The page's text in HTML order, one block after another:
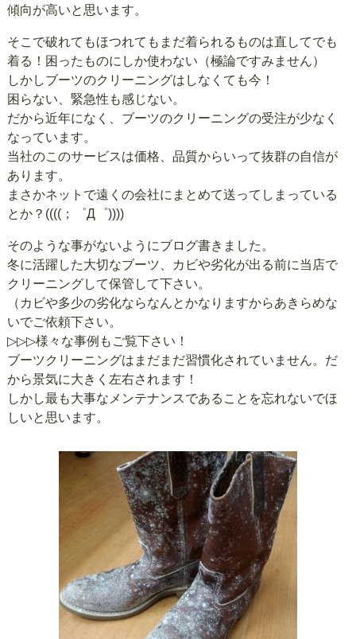
傾向が高いと思います。
そこで破れてもほつれてもまだ着られるものは直してでも
着る！困ったものにしか使わない（極論ですみません）
しかしブーツのクリーニングはしなくても今！
困らない、緊急性も感じない。
だから近年になく、ブーツのクリーニングの受注が少なく
なっています。
当社のこのサービスは価格、品質からいって抜群の自信が
あります。
まさかネットで遠くの会社にまとめて送ってしまっている
とか？((((；゜Д゜))))
そのような事がないようにブログ書きました。
冬に活躍した大切なブーツ、カビや劣化が出る前に当店で
クリーニングして保管して下さい。
（カビや多少の劣化ならなんとかなりますからあきらめな
いでご依頼下さい。
▷▷▷様々な事例もご覧下さい！
ブーツクリーニングはまだまだ習慣化されていません。だ
から景気に大きく左右されます！
しかし最も大事なメンテナンスであることを忘れないでほ
しいと思います。